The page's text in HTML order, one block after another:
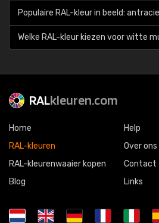
Populaire RAL-kleur in beeld:
Welke RAL-kleur kiezen voor witte
RALkleuren.com
Home
RAL-kleuren
RAL-kleurenwaaier kopen
Blog
Help
Over ons
Contact
Links